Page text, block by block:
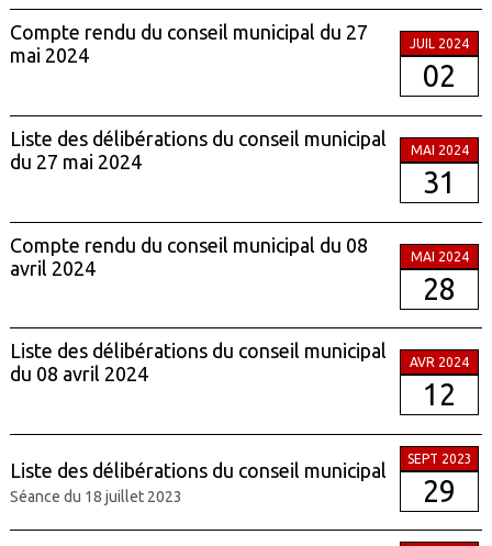
Compte rendu du conseil municipal du 27
mai 2024
JUIL 2024
02
Liste des délibérations du conseil municipal
du 27 mai 2024
MAI 2024
31
Compte rendu du conseil municipal du 08
avril 2024
MAI 2024
28
Liste des délibérations du conseil municipal
du 08 avril 2024
AVR 2024
12
Liste des délibérations du conseil municipal
Séance du 18 juillet 2023
SEPT 2023
29